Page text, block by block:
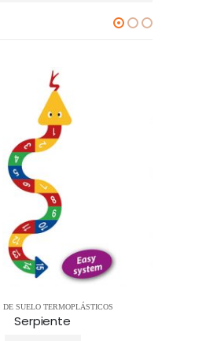
DE SUELO TERMOPLÁSTICOS
Serpiente